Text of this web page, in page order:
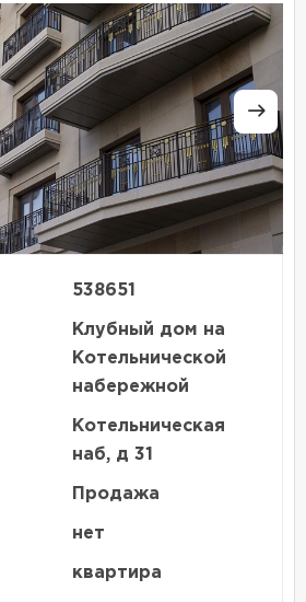
538651
Клубный дом на
Котельнической
набережной
Котельническая
наб, д 31
Продажа
нет
квартира